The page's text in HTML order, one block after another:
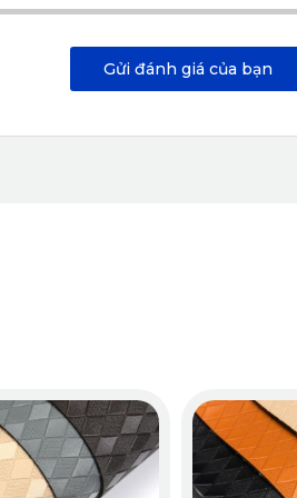
trên, có thể thấy rõ thảm sàn ô tô
Gửi đánh giá của bạn